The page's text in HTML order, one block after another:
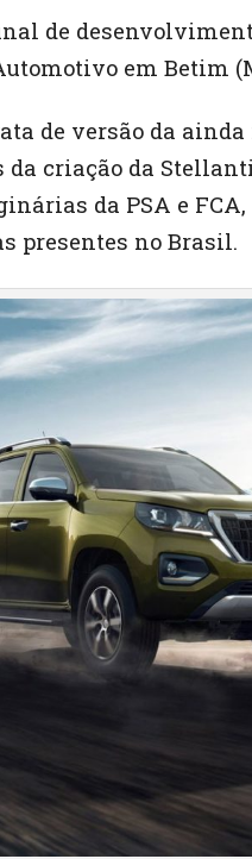
de
em Betim
de versão da
criação da
da PSA e
presentes no Brasil.